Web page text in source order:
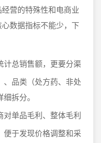
营的特殊性和电商业
数据指标不能少，下
计总销售额，更要分渠
品类（处方药、非处
拆分。
对单品毛利、整体毛利
于发现价格调整和采